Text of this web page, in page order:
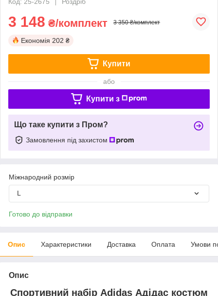
3 148 ₴/комплект 3 350 ₴/комплект
Економія 202 ₴
Купити
або
Купити з
Що таке купити з Пром?
Замовлення під захистом
Міжнародний розмір
L
Готово до відправки
Опис Характеристики Доставка Оплата Умови
Опис
Спортивний набір Adidas Адідас костюм